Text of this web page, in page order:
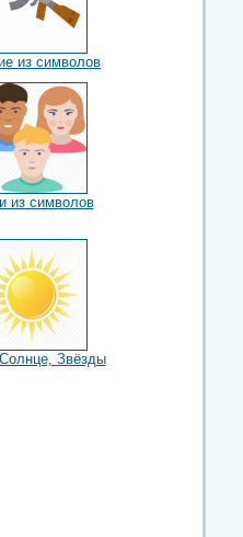
из символов
из символов
Звёзды